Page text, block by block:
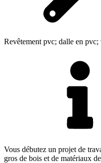
Revêtement pvc; dalle en
Vous débutez un projet de
gros de bois et de matériaux